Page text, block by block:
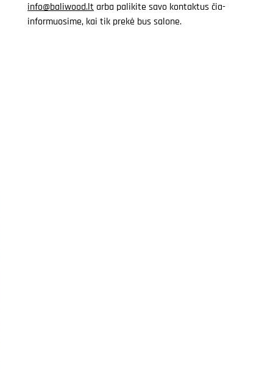
info@baliwood.lt arba palikite savo kontaktus čia-
informuosime, kai tik prekė bus salone.